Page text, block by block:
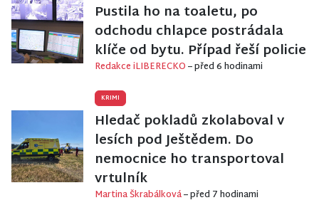
Pustila ho na toaletu, po
odchodu chlapce postrádala
klíče od bytu. Případ řeší policie
Redakce iLIBERECKO– před 6 hodinami
KRIMI
Hledač pokladů zkolaboval v
lesích pod Ještědem. Do
nemocnice ho transportoval
vrtulník
Martina Škrabálková– před 7 hodinami